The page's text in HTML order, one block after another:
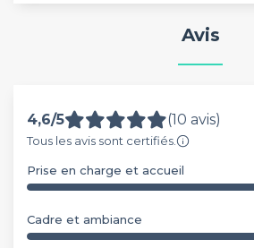
Avis
4,6/5 (10 avis)
Tous les avis sont certifiés.
Prise en charge et accueil
Cadre et ambiance